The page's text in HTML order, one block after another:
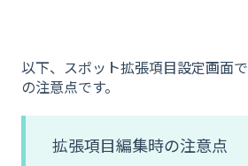
以下、スポット拡張項目設定画面
の注意点です。
拡張項目編集時の注意点